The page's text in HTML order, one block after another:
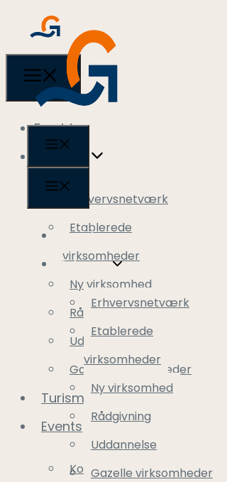
Forside
Erhverv
Erhvervsnetværk
Etablerede
virksomheder
Ny virksomhed
Rådgivning
Uddannelse
Gazelle virksomheder
Forside
Erhvervsnetværk
Etablerede
virksomheder
Ny virksomhed
Rådgivning
Uddannelse
Gazelle virksomheder
Turisme
Events
Kommende events